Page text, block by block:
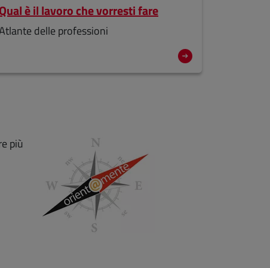
Qual è il lavoro che vorresti fare
delle professioni
più